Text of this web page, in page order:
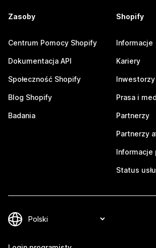
Zasoby
Centrum Pomocy Shopify
Dokumentacja API
Społeczność Shopify
Blog Shopify
Badania
Shopify
Informacje
Kariery
Inwestorzy
Prasa i
Partnerzy
Partnerzy
Informacje
Status